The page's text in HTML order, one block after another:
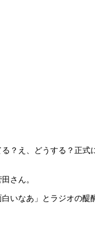
？え、どうする？正式
さん。
いなあ」とラジオの醍